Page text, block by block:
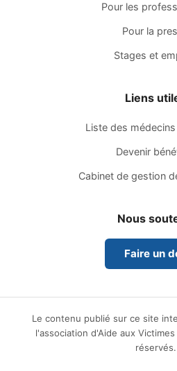
Pour les
Pour la
Stages et
Liens
Liste des
Devenir
Cabinet de gestion
Nous
Faire un
Le contenu publié sur ce site
l'association d'Aide aux
réservés.